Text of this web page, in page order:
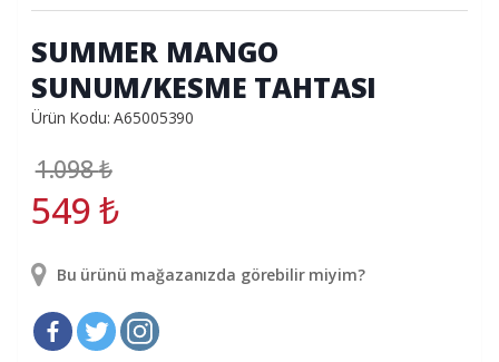
SUMMER MANGO
SUNUM/KESME TAHTASI
Ürün Kodu: A65005390
1.098₺
549₺
Bu ürünü mağazanızda görebilir miyim?